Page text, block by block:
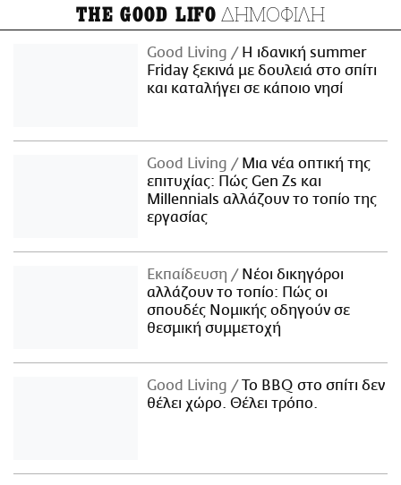
THE GOOD LIFO ΔΗΜΟΦΙΛΗ
Good Living
Η ιδανική summer
Friday ξεκινά με δουλειά στο σπίτι
και καταλήγει σε κάποιο νησί
Good Living
Μια νέα οπτική της
επιτυχίας: Πώς Gen Zs και
Millennials αλλάζουν το τοπίο της
εργασίας
Εκπαίδευση
Νέοι δικηγόροι
αλλάζουν το τοπίο: Πώς οι
σπουδές Νομικής οδηγούν σε
θεσμική συμμετοχή
Good Living
Το BBQ στο σπίτι δεν
θέλει χώρο. Θέλει τρόπο.